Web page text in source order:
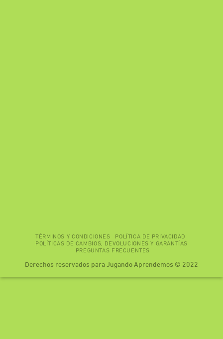
TÉRMINOS Y CONDICIONES POLÍTICA DE PRIVACIDAD
POLÍTICAS DE CAMBIOS, DEVOLUCIONES Y GARANTÍAS
PREGUNTAS FRECUENTES
Derechos reservados para Jugando Aprendemos © 2022